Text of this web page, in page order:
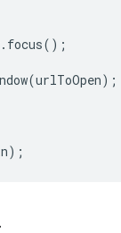
. focus();
(urlToOpen);
);